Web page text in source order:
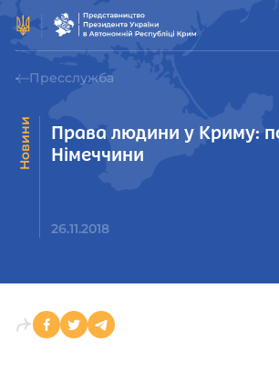
Пресслужба
Новини
Права людини у Криму:
Німеччини
26.11.2018